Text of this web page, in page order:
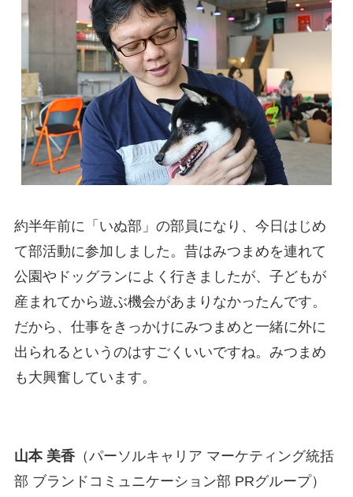
約半年前に「いぬ部」の部員になり、今日はじめ
て部活動に参加しました。昔はみつまめを連れて
公園やドッグランによく行きましたが、子どもが
産まれてから遊ぶ機会があまりなかったんです。
だから、仕事をきっかけにみつまめと一緒に外に
出られるというのはすごくいいですね。みつまめ
も大興奮しています。
山本 美香（パーソルキャリア マーケティング統括
部 ブランドコミュニケーション部 PRグループ）